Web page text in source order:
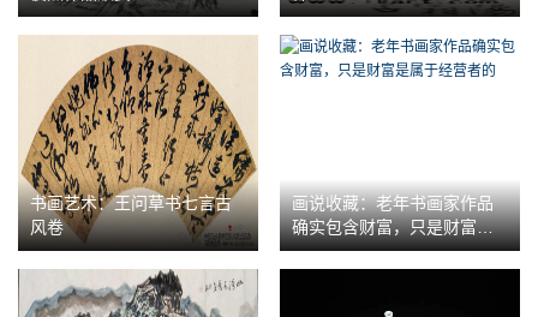
书画艺术：王问草书七言古
风卷
画说收藏：老年书画家作品
确实包含财富，只是财富是
属于经营者的